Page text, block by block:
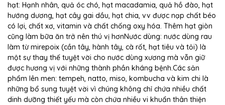
hạt: Hạnh nhân, quả óc chó, hạt macadamia, quả hồ đào, hạt
hướng dương, hạt cây gai dầu, hạt chia, vv được nạp chất béo
có lợi, chất xơ, vitamin và chất chống oxy hóa. Thêm hạt giòn
cũng làm bữa ăn trở nên thú vị hơnNước dùng: nước dùng rau
làm từ mirepoix (cần tây, hành tây, cà rốt, hạt tiêu và tỏi) là
một sự thay thế tuyệt vời cho nước dùng xương mà vẫn giữ
được hương vị với những thành phần kháng bệnh.Các sản
phẩm lên men: tempeh, natto, miso, kombucha và kim chi là
những bổ sung tuyệt vời vì chúng không chỉ chứa nhiều chất
dinh dưỡng thiết yếu mà còn chứa nhiều vi khuẩn thân thiện